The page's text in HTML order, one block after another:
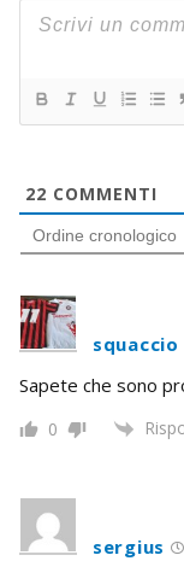
22 COMMENTI
Ordine cronologico
squaccio
Sapete che sono
0
sergius